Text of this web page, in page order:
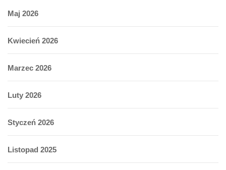
Maj 2026
Kwiecień 2026
Marzec 2026
Luty 2026
Styczeń 2026
Listopad 2025